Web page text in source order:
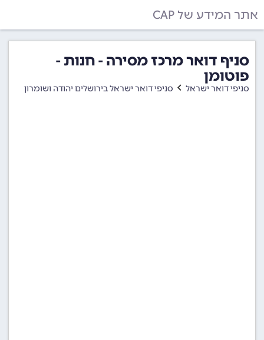
אתר המידע של CAP
סניף דואר מרכז מסירה - חנות -
פוטומן
סניפי דואר ישראל סניפי דואר ישראל בירושלים יהודה ושומרון